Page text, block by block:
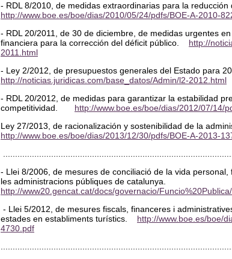
- RDL 8/2010, de medidas extraordinarias para la reducción
http://www.boe.es/boe/dias/2010/05/24/pdfs/BOE-A-2010-
- RDL 20/2011, de 30 de diciembre, de medidas urgentes
financiera para la corrección del déficit público.
http://
2011.html
- Ley 2/2012, de presupuestos generales del Estado para
http://noticias.juridicas.com/base_datos/Admin/l2-2012.html
- RDL 20/2012, de medidas para garantizar la estabilidad
competitividad. http://www.boe.es/boe/dias/2012/07/14/
Ley 27/2013, de racionalización y sostenibilidad de la
http://www.boe.es/boe/dias/2013/12/30/pdfs/BOE-A-2013-
- Llei 8/2006, de mesures de conciliació de la vida
les administracions públiques de catalunya.
http://www20.gencat.cat/docs/governacio/
- Llei 5/2012, de mesures fiscals, financeres i
estades en establiments turístics. http://www.boe.es/boe/
4730.pdf